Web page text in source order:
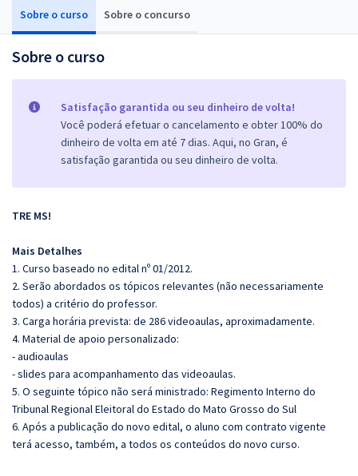
Sobre o curso Sobre o concurso
Sobre o curso
Satisfação garantida ou seu dinheiro de volta!
Você poderá efetuar o cancelamento e obter 100% do
dinheiro de volta em até 7 dias. Aqui, no Gran, é
satisfação garantida ou seu dinheiro de volta.
TRE MS!
Mais Detalhes
1. Curso baseado no edital nº 01/2012.
2. Serão abordados os tópicos relevantes (não necessariamente
todos) a critério do professor.
3. Carga horária prevista: de 286 videoaulas, aproximadamente.
4. Material de apoio personalizado:
- audioaulas
- slides para acompanhamento das videoaulas.
5. O seguinte tópico não será ministrado: Regimento Interno do
Tribunal Regional Eleitoral do Estado do Mato Grosso do Sul
6. Após a publicação do novo edital, o aluno com contrato vigente
terá acesso, também, a todos os conteúdos do novo curso.